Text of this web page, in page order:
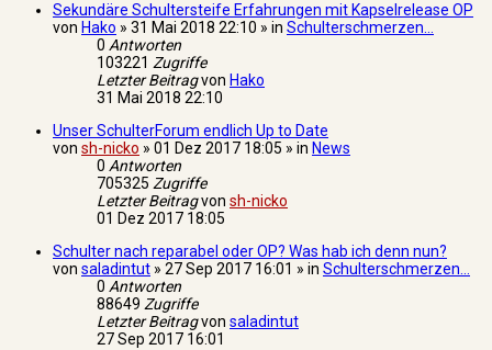
Sekundäre Schultersteife Erfahrungen mit Kapselrelease OP
von Hako » 31 Mai 2018 22:10 » in Schulterschmerzen...
0 Antworten
103221 Zugriffe
Letzter Beitragvon Hako
31 Mai 2018 22:10
Unser SchulterForum endlich Up to Date
von sh-nicko » 01 Dez 2017 18:05 » in News
0 Antworten
705325 Zugriffe
Letzter Beitragvon sh-nicko
01 Dez 2017 18:05
Schulter nach reparabel oder OP? Was hab ich denn nun?
von saladintut » 27 Sep 2017 16:01 » in Schulterschmerzen...
0 Antworten
88649 Zugriffe
Letzter Beitragvon saladintut
27 Sep 2017 16:01